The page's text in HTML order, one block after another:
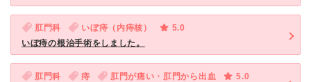
肛門科 いぼ痔（内痔核）
5.0
いぼ痔の根治手術をしました。
肛門科 痔 肛門が痛い・肛門から出血
5.0